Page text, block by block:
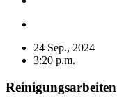
24 Sep., 2024
3:20 p.m.
Reinigungsarbeiten